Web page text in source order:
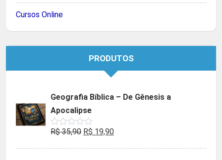
Cursos Online
PRODUTOS
Geografia Bíblica – De Gênesis a
Apocalipse
Avaliação
de
R$35,90 O
R$ 19,90O